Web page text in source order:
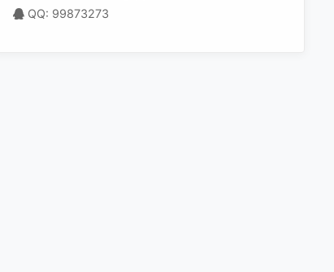
QQ: 99873273